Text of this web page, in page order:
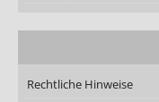
Rechtliche Hinweise